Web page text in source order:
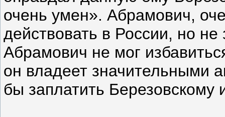
очень умен». Абрамович,
действовать в России, но не
Абрамович не мог
он владеет значительными
бы заплатить Березовскому